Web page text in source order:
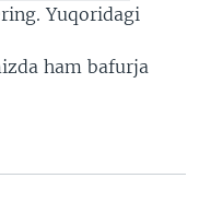
Yuqoridagi
ham bafurja